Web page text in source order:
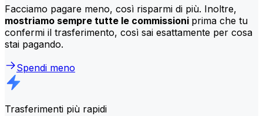
Facciamo pagare meno, così risparmi di più. Inoltre,
mostriamo sempre tutte le commissioni prima che tu
confermi il trasferimento, così sai esattamente per cosa
stai pagando.
Spendi meno
Trasferimenti più rapidi